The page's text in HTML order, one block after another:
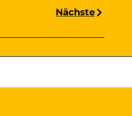
Nächste